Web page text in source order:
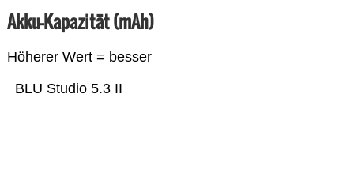
Akku-Kapazität (mAh)
Höherer Wert = besser
BLU Studio 5.3 II